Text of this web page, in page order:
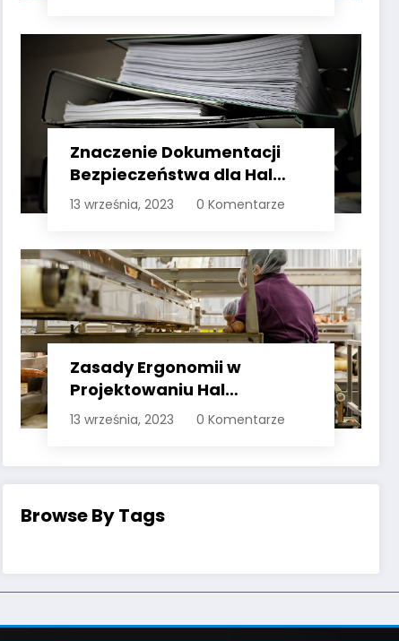
Znaczenie Dokumentacji
Bezpieczeństwa dla Hal
Przemysłowych: Przegląd
13 września, 2023 0 Komentarze
Zasady Ergonomii w
Projektowaniu Hal
Produkcyjnych: Komfort
13 września, 2023 0 Komentarze
Browse By Tags